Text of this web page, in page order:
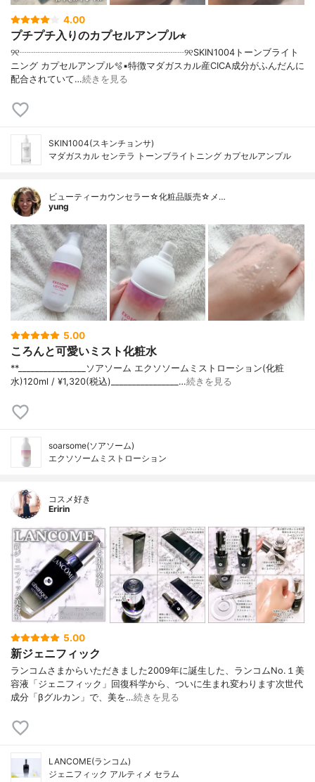
4.00
プチプチ入りのカプセルアンプル⭐︎
୨୧┈┈┈┈┈┈┈┈┈┈┈┈┈┈┈┈┈┈୨୧SKIN1004トーンブライト
ニング カプセルアンプル🫧▪︎特徴マダガスカル産CICA成分がふんだんに
配合されていて…続きを見る
SKIN1004(スキンチョンサ)
マダガスカル センテラ トーンブライトニング カプセルアンプル
ビューティーカウンセラー☆化粧品販売☆メ…
yung
5.00
ころんと可愛いミスト化粧水
**⁡________________⁡ソアソーム ⁡エクソソームミストローション(化粧
水)120ml / ¥1,320(税込)________________…続きを見る
soarsome(ソアソーム)
エクソソームミストローション
コスメ好き
Eririn
5.00
新ジェニフィック
ランコムさまからいただきました2009年に誕生した、ランコムNo.１美
容液「ジェニフィック」回復科学から、ついに生まれ変わります次世代
成分「βグルカン」で、美を…続きを見る
LANCOME(ランコム)
ジェニフィック アルティメ セラム